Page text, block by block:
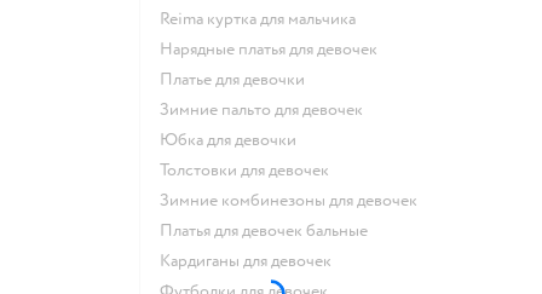
Reima куртка для мальчика
Нарядные платья для девочек
Платье для девочки
Зимние пальто для девочек
Юбка для девочки
Толстовки для девочек
Зимние комбинезоны для девочек
Платья для девочек бальные
Кардиганы для девочек